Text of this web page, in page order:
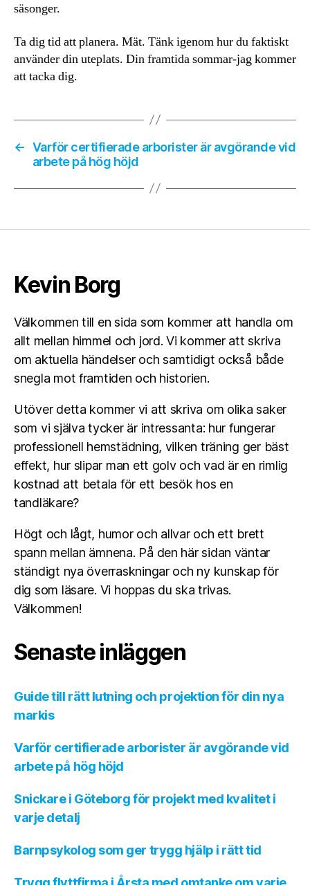
säsonger.
Ta dig tid att planera. Mät. Tänk igenom hur du faktiskt
använder din uteplats. Din framtida sommar-jag kommer
att tacka dig.
← Varför certifierade arborister är avgörande vid
arbete på hög höjd
Kevin Borg
Välkommen till en sida som kommer att handla om
allt mellan himmel och jord. Vi kommer att skriva
om aktuella händelser och samtidigt också både
snegla mot framtiden och historien.
Utöver detta kommer vi att skriva om olika saker
som vi själva tycker är intressanta: hur fungerar
professionell hemstädning, vilken träning ger bäst
effekt, hur slipar man ett golv och vad är en rimlig
kostnad att betala för ett besök hos en
tandläkare?
Högt och lågt, humor och allvar och ett brett
spann mellan ämnena. På den här sidan väntar
ständigt nya överraskningar och ny kunskap för
dig som läsare. Vi hoppas du ska trivas.
Välkommen!
Senaste inläggen
Guide till rätt lutning och projektion för din nya
markis
Varför certifierade arborister är avgörande vid
arbete på hög höjd
Snickare i Göteborg för projekt med kvalitet i
varje detalj
Barnpsykolog som ger trygg hjälp i rätt tid